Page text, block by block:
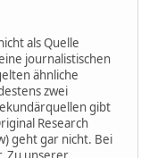
als Quelle
journalistischen
ähnliche
zwei
gibt
Research
geht gar nicht. Bei